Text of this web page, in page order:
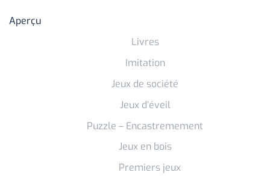
Aperçu
Livres
Imitation
Jeux de société
Jeux d’éveil
Puzzle – Encastremement
Jeux en bois
Premiers jeux